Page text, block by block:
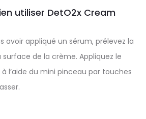
utiliser DetO2x Cream
avoir appliqué un sérum, prélevez la
de la crème. Appliquez le
l’aide du mini pinceau par touches